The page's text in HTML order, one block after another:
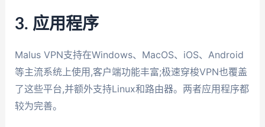
3. 应用程序
Malus VPN支持在Windows、MacOS、iOS、Android
等主流系统上使用,客户端功能丰富;极速穿梭VPN也覆盖
了这些平台,并额外支持Linux和路由器。两者应用程序都
较为完善。